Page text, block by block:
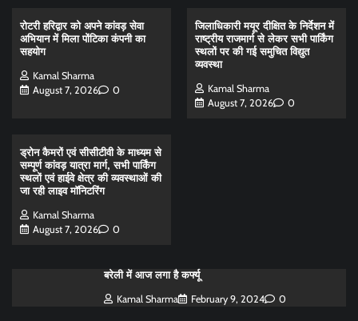
रोटरी हरिद्वार को अपने कांवड़ सेवा
अभियान में मिला पोंटिका कंपनी का
सहयोग
Kamal Sharma
August 7, 2026
0
जिलाधिकारी मयूर दीक्षित के निर्देशन में
राष्ट्रीय राजमार्ग से लेकर सभी पार्किंग
स्थलों पर की गई समुचित विद्युत
व्यवस्था
Kamal Sharma
August 7, 2026
0
ड्रोन कैमरों एवं सीसीटीवी के माध्यम से
सम्पूर्ण कांवड़ यात्रा मार्ग, सभी पार्किंग
स्थलों एवं हाईवे क्षेत्र की व्यवस्थाओं की
जा रही लाइव मॉनिटरिंग
Kamal Sharma
August 7, 2026
0
बरेली में आज लगा है कर्फ्यू
Kamal Sharma February 9, 2024 0